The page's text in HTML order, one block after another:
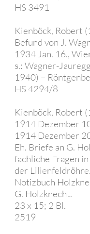
HS 3491
Kienböck, Robert
Befund von J.
1934 Jan. 16.,
s.: Wagner-
1940) –
HS 4294/8
Kienböck, Robert
1914 Dezember
1914 Dezember
Eh. Briefe an G.
fachliche Fragen
der
Notizbuch
G. Holzknecht.
23 x 15; 2 Bl.
2519